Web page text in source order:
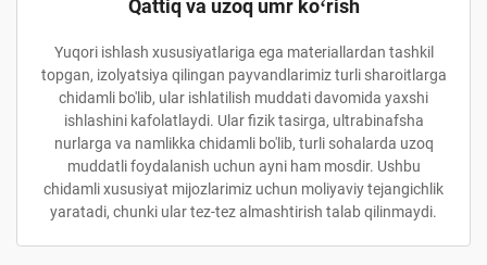
Qattiq va uzoq umr koʻrish
Yuqori ishlash xususiyatlariga ega materiallardan tashkil
topgan, izolyatsiya qilingan payvandlarimiz turli sharoitlarga
chidamli bo'lib, ular ishlatilish muddati davomida yaxshi
ishlashini kafolatlaydi. Ular fizik tasirga, ultrabinafsha
nurlarga va namlikka chidamli bo'lib, turli sohalarda uzoq
muddatli foydalanish uchun ayni ham mosdir. Ushbu
chidamli xususiyat mijozlarimiz uchun moliyaviy tejangichlik
yaratadi, chunki ular tez-tez almashtirish talab qilinmaydi.